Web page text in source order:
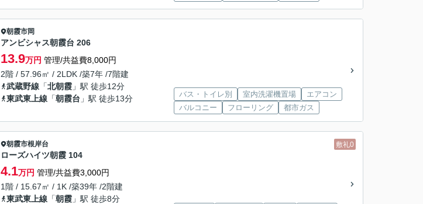
朝霞市岡
アンビシャス朝霞台 206
13.9万円 管理/共益費8,000円
2階 / 57.96㎡ / 2LDK /築7年 /7階建
武蔵野線 「北朝霞 」駅 徒歩12分
東武東上線 「朝霞台 」駅 徒歩13分 バス・トイレ別 室内洗濯機置場
エアコン
バルコニー
フローリング 都市ガス
敷礼0
朝霞市根岸台
ローズハイツ朝霞 104
4.1万円 管理/共益費3,000円
1階 / 15.67㎡ / 1K /築39年 /2階建
東武東上線 「朝霞 」駅 徒歩8分